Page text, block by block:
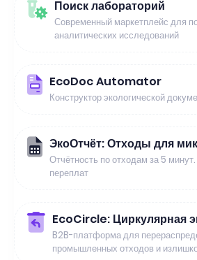
Поиск лабораторий
Современный маркетплейс для
аналитических исследований
EcoDoc Automator
Конструктор экологической
ЭкоОтчёт: Отходы для
Отчётность по отходам за 5
переплат
EcoCircle: Циркулярная
B2B-платформа для
промышленных отходов и